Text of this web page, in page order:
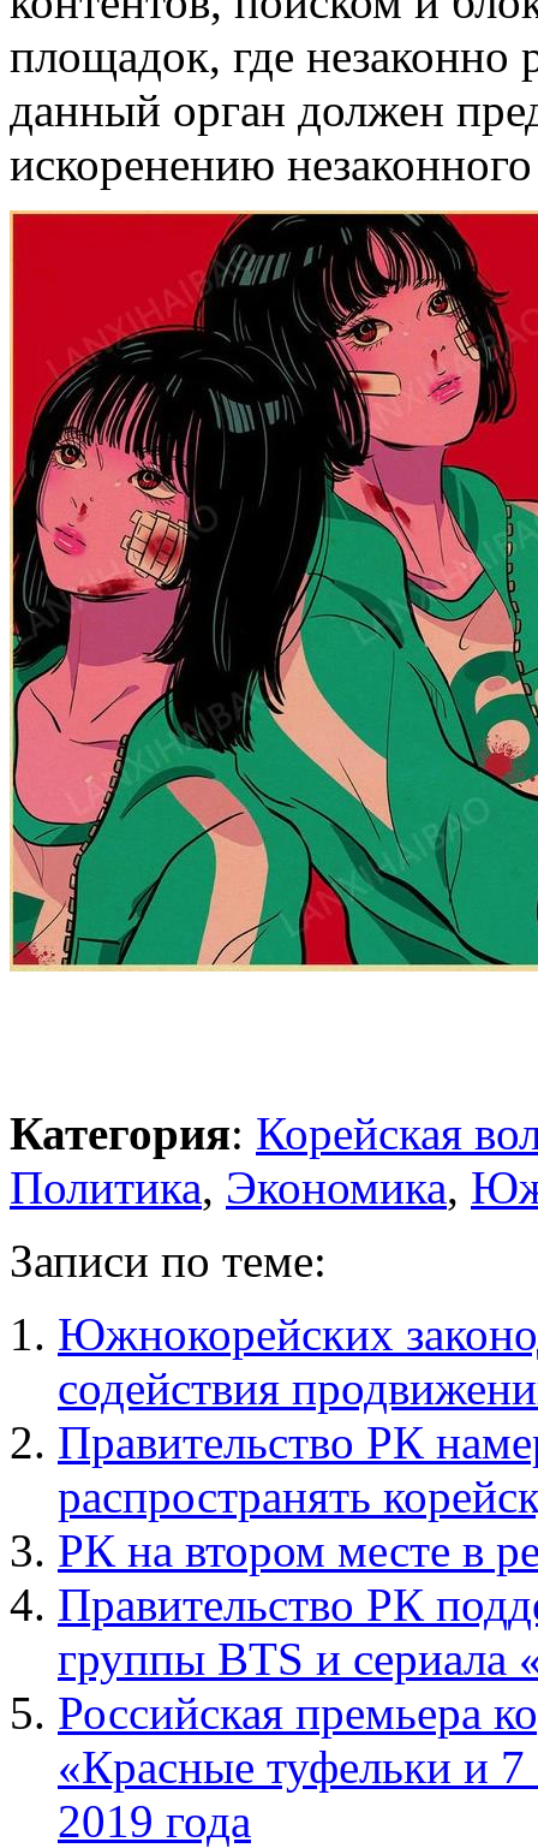
площадок, где
данный орган должен
искоренению
Категория: Корейская
Политика, Экономика,
Записи по теме:
Южнокорейских
содействия
Правительство РК
распространять
РК на втором месте в
Правительство РК
группы BTS и сериала
Российская премьера
«Красные туфельки и 7
2019 года